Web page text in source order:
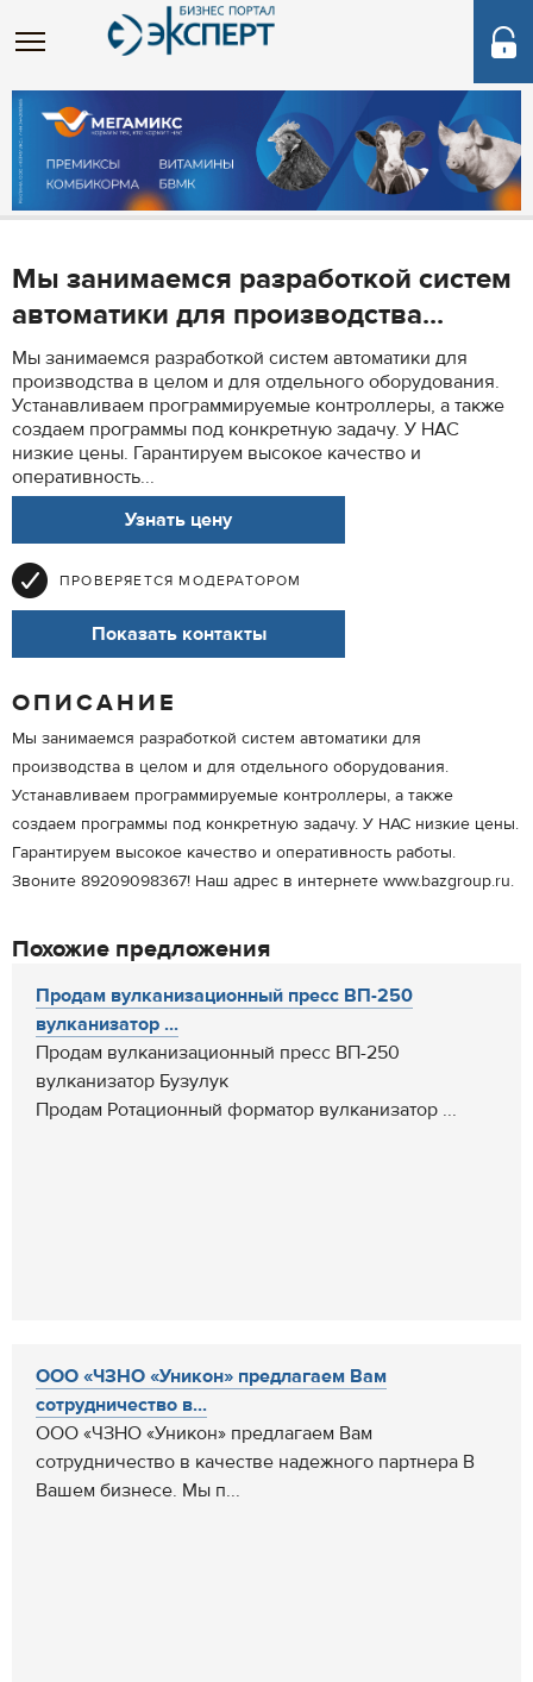
Мы занимаемся разработкой систем
автоматики для производства...
Мы занимаемся разработкой систем автоматики для
производства в целом и для отдельного оборудования.
Устанавливаем программируемые контроллеры, а также
создаем программы под конкретную задачу. У НАС
низкие цены. Гарантируем высокое качество и
оперативность...
Узнать цену
ПРОВЕРЯЕТСЯ МОДЕРАТОРОМ
Показать контакты
ОПИСАНИЕ
Мы занимаемся разработкой систем автоматики для
производства в целом и для отдельного оборудования.
Устанавливаем программируемые контроллеры, а также
создаем программы под конкретную задачу. У НАС низкие цены.
Гарантируем высокое качество и оперативность работы.
Звоните 89209098367! Наш адрес в интернете www.bazgroup.ru.
Похожие предложения
Продам вулканизационный пресс ВП-250
вулканизатор ...
Продам вулканизационный пресс ВП-250
вулканизатор Бузулук
Продам Ротационный форматор вулканизатор ...
ООО «ЧЗНО «Уникон» предлагаем Вам
сотрудничество в...
ООО «ЧЗНО «Уникон» предлагаем Вам
сотрудничество в качестве надежного партнера В
Вашем бизнесе. Мы п...